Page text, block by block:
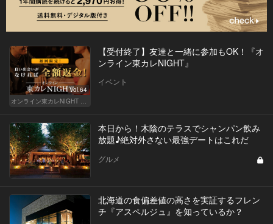
Vol.64
オンライン東カレNIGHT イベント募集
【受付終了】友達と一緒に参加もOK！『オ
ンライン東カレNIGHT』
イベント
本日から！木陰のテラスでシャンパン飲み
放題♪絶対外さない最強デートはこれだ
グルメ
北海道の食偏差値の高さを実証するフレン
チ『アスペルジュ』を知っているか？